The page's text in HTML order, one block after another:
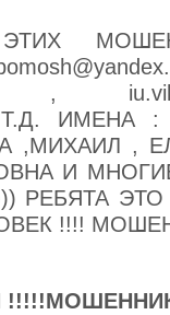
,
И Т.Д.
,МИХАИЛ ,
И
РЕБЯТА
!!!!